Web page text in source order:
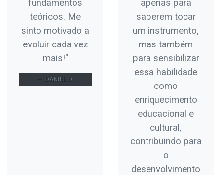
fundamentos
teóricos. Me
sinto motivado a
evoluir cada vez
mais!"
DANIEL D.
apenas para
saberem tocar
um instrumento,
mas também
para sensibilizar
essa habilidade
como
enriquecimento
educacional e
cultural,
contribuindo para
o
desenvolvimento